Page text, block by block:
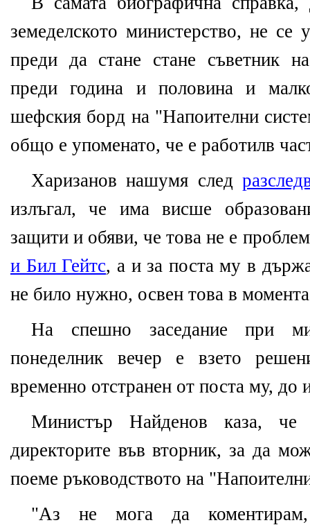
земеделското министерство, не се
преди да стане стане съветник
преди година и половина и
шефския борд на "Напоителни
общо е упоменато, че е работилв
Харизанов нашумя след
излъгал, че има висше
защити и обяви, че това не е
и Бил Гейтс, а и за поста му в
не било нужно, освен това в
На спешно заседание при
понеделник вечер е взето
временно отстранен от поста му, до
Министър Найденов каза,
директорите във вторник, за да
поеме ръководството на
"Аз не мога да